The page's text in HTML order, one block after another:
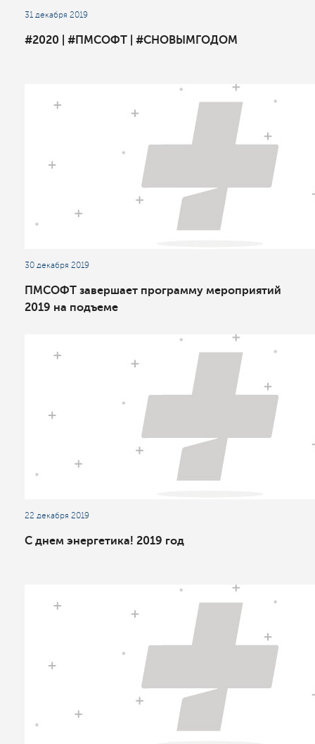
31 декабря 2019
#2020 | #ПМСОФТ | #СНОВЫМГОДОМ
30 декабря 2019
ПМСОФТ завершает программу мероприятий
2019 на подъеме
22 декабря 2019
С днем энергетика! 2019 год